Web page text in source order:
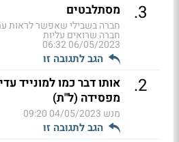
3
. מסתלבטים
חברה בשבילי שאפשר לראות
חברה שרואים עליות
06/05/2023 06:32
הגב לתגובה זו
2
.
אותו דבר כמו למונייד
מפסידה (ל"ת)
מנש 04/05/2023 09:20
הגב לתגובה זו